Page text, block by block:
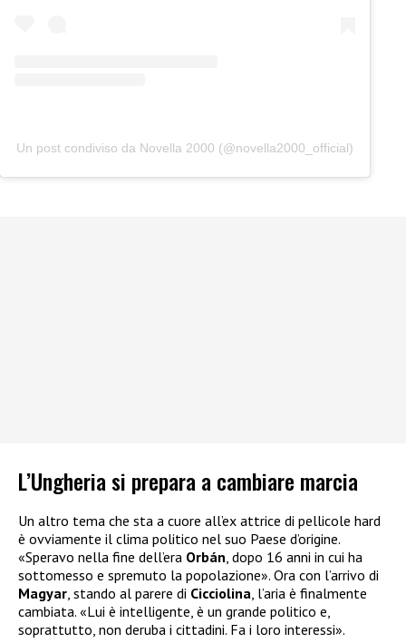
Un post condiviso da Novella 2000 (@novella2000_official)
L’Ungheria si prepara a cambiare marcia
Un altro tema che sta a cuore all’ex attrice di pellicole hard
è ovviamente il clima politico nel suo Paese d’origine.
«Speravo nella fine dell’era Orbán , dopo 16 anni in cui ha
sottomesso e spremuto la popolazione». Ora con l’arrivo di
Magyar , stando al parere di Cicciolina , l’aria è finalmente
cambiata. «Lui è intelligente, è un grande politico e,
soprattutto, non deruba i cittadini. Fa i loro interessi».